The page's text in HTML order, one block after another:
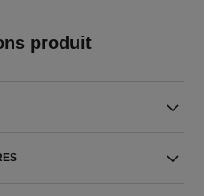
produit